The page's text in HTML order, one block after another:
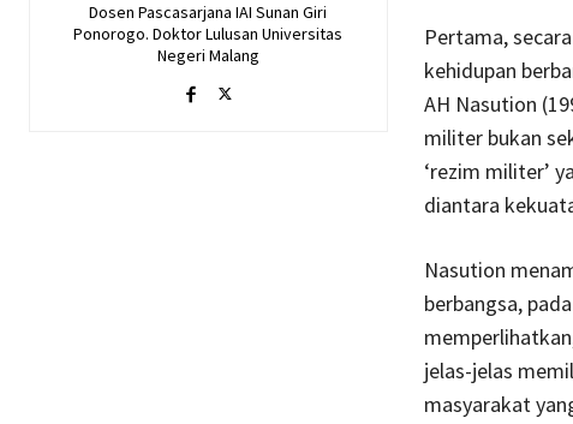
Dosen Pascasarjana IAI Sunan Giri
Ponorogo. Doktor Lulusan Universitas
Negeri Malang
Pertama,
kehidupan
AH Nasution
militer bukan
‘rezim militer’
diantara
Nasution
berbangsa,
jelas-jelas
masyarakat